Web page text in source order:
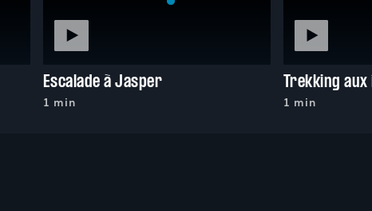
Escalade à Jasper
1 min
Trekking
1 min